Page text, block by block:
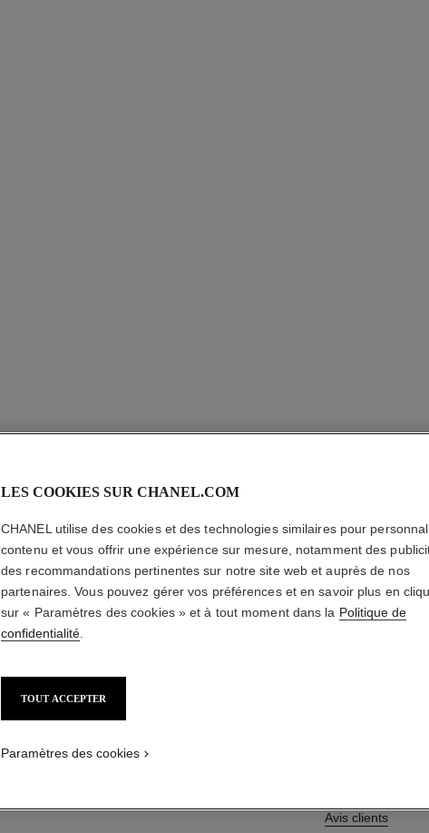
Pinceau Poudre
Avis clients
LES COOKIES SUR CHANEL.COM
CHANEL utilise des cookies et des technologies similaires pour
contenu et vous offrir une expérience sur mesure, notamment des
des recommandations pertinentes sur notre site web et auprès de nos
partenaires. Vous pouvez gérer vos préférences et en savoir plus en
sur « Paramètres des cookies » et à tout moment dans la Politique de
confidentialité
TOUT ACCEPTER
Paramètres des cookies